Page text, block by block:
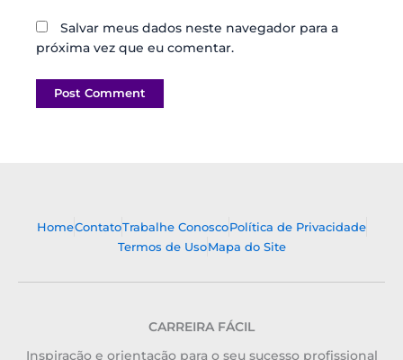
Salvar meus dados neste navegador para a
próxima vez que eu comentar.
HomeContatoTrabalhe ConoscoPolítica de Privacidade
Termos de UsoMapa do Site
CARREIRA FÁCIL
Inspiração e orientação para o seu sucesso profissional